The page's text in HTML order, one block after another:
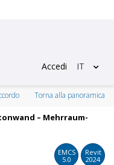
Accedi IT
Torna alla panoramica
– Mehrraum-
EMCS
5.0
Revit
2024